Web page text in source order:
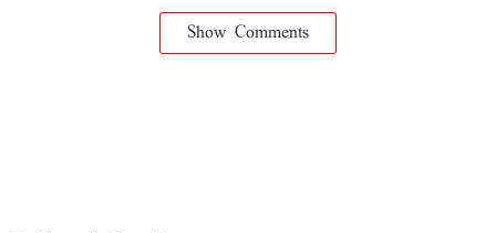
Show Comments